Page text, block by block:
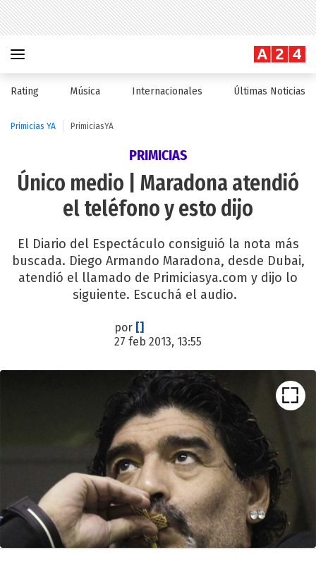
Rating Música Internacionales Últimas Noticias
Primicias YA PrimiciasYA
PRIMICIAS
Único medio | Maradona atendió
el teléfono y esto dijo
El Diario del Espectáculo consiguió la nota más
buscada. Diego Armando Maradona, desde Dubai,
atendió el llamado de Primiciasya.com y dijo lo
siguiente. Escuchá el audio.
por []
27 feb 2013, 13:55